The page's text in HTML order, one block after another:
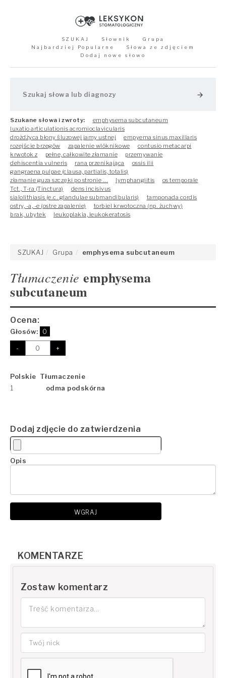
SZUKAJ Słownik
Grupa
Najbardziej Popularne
Słowa ze zdjęciem
Dodaj nowe słowo
arrow_forward
Szukane słowa i zwroty:
emphysema subcutaneum
luxatio articulationis acromioclavicularis
drożdżyca błony śluzowej jamy ustnej
empyema sinus maxillaris
rozejście brzegów
zapalenie wlóknikowe
contusio metacarpi
krwotok z
pełne, całkowite złamanie
przemywanie
dehiscentia vulneris
rana przenikająca
ossis ilii
gangraena pulpae (clausa, partialis, totalis)
złamanie guza szczęki po stronie ...
lymphangiitis
os temporale
Tct., T-ra (Tinctura)
dens incisivus
sialolithiasis (e.c. glandulae submandibularis)
tamponada cordis
ostry, -a, -e (ostre zapalenie)
torbiel krwotoczna (np. żuchwy)
brak, ubytek
leukoplakia, leukokeratosis
SZUKAJ Grupa emphysema subcutaneum
Tłumaczenie emphysema
subcutaneum
Ocena:
Głosów: 0
- +
Polskie Tłumaczenie
1
odma podskórna
Dodaj zdjęcie do zatwierdzenia
Opis
WGRAJ
KOMENTARZE
Zostaw komentarz